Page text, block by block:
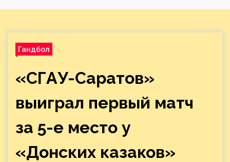
Гандбол
«СГАУ-Саратов»
выиграл первый матч
за 5-е место у
«Донских казаков»